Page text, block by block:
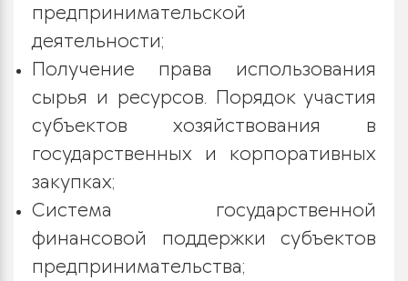
предпринимательской
деятельности;
Получение права использования
сырья и ресурсов. Порядок участия
субъектов хозяйствования в
государственных и корпоративных
закупках;
Система государственной
финансовой поддержки субъектов
предпринимательства;